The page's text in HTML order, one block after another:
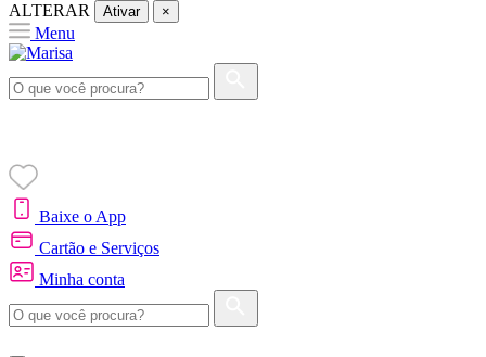
ALTERAR
Ativar ×
Menu
Baixe o App
Cartão e Serviços
Minha conta